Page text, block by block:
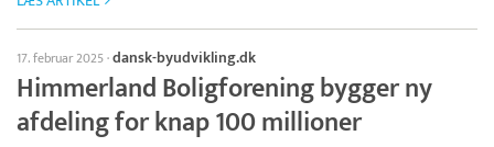
17. februar 2025·dansk-byudvikling.dk
Himmerland Boligforening bygger ny
afdeling for knap 100 millioner